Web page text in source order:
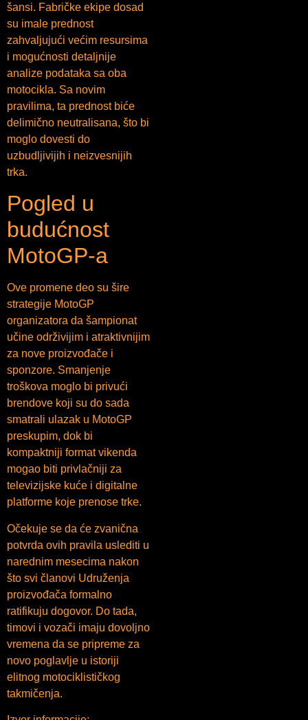
šansi. Fabričke ekipe dosad
su imale prednost
zahvaljujući većim resursima
i mogućnosti detaljnije
analize podataka sa oba
motocikla. Sa novim
pravilima, ta prednost biće
delimično neutralisana, što bi
moglo dovesti do
uzbudljivijih i neizvesnijih
trka.
Pogled u
budućnost
MotoGP-a
Ove promene deo su šire
strategije MotoGP
organizatora da šampionat
učine održivijim i atraktivnijim
za nove proizvođače i
sponzore. Smanjenje
troškova moglo bi privući
brendove koji su do sada
smatrali ulazak u MotoGP
preskupim, dok bi
kompaktniji format vikenda
mogao biti privlačniji za
televizijske kuće i digitalne
platforme koje prenose trke.
Očekuje se da će zvanična
potvrda ovih pravila uslediti u
narednim mesecima nakon
što svi članovi Udruženja
proizvođača formalno
ratifikuju dogovor. Do tada,
timovi i vozači imaju dovoljno
vremena da se pripreme za
novo poglavlje u istoriji
elitnog motociklističkog
takmičenja.